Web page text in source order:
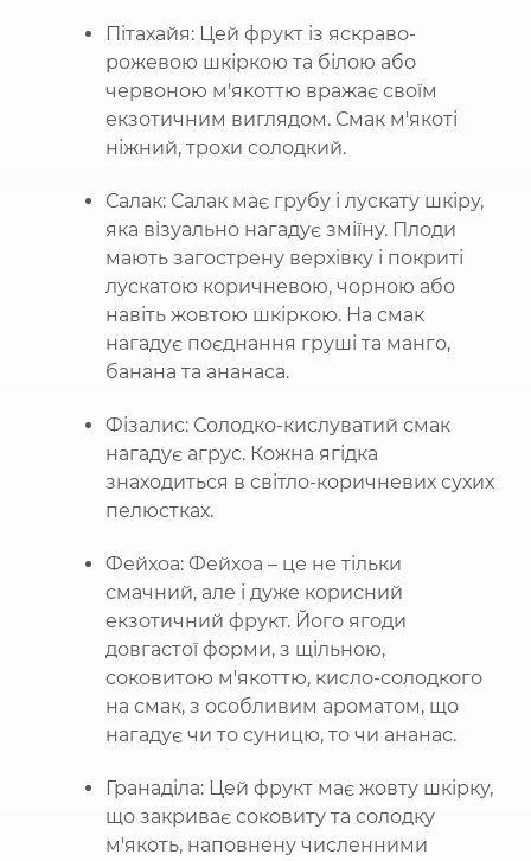
Пітахайя: Цей фрукт із яскраво-
рожевою шкіркою та білою або
червоною м'якоттю вражає своїм
екзотичним виглядом. Смак м'якоті
ніжний, трохи солодкий.
Салак: Салак має грубу і лускату шкіру,
яка візуально нагадує зміїну. Плоди
мають загострену верхівку і покриті
лускатою коричневою, чорною або
навіть жовтою шкіркою. На смак
нагадує поєднання груші та манго,
банана та ананаса.
Фізалис: Солодко-кислуватий смак
нагадує агрус. Кожна ягідка
знаходиться в світло-коричневих сухих
пелюстках.
Фейхоа: Фейхоа – це не тільки
смачний, але і дуже корисний
екзотичний фрукт. Його ягоди
довгастої форми, з щільною,
соковитою м'якоттю, кисло-солодкого
на смак, з особливим ароматом, що
нагадує чи то суницю, то чи ананас.
Гранаділа: Цей фрукт має жовту шкірку,
що закриває соковиту та солодку
м'якоть, наповнену численними